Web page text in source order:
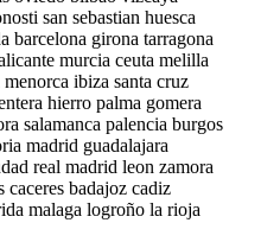
san sebastian huesca
barcelona girona tarragona
murcia ceuta melilla
ibiza santa cruz
hierro palma gomera
salamanca palencia burgos
madrid guadalajara
real madrid leon zamora
caceres badajoz cadiz
malaga logroño la rioja